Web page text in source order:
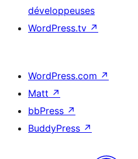
développeuses
WordPress.tv ↗
WordPress.com ↗
Matt ↗
bbPress ↗
BuddyPress ↗